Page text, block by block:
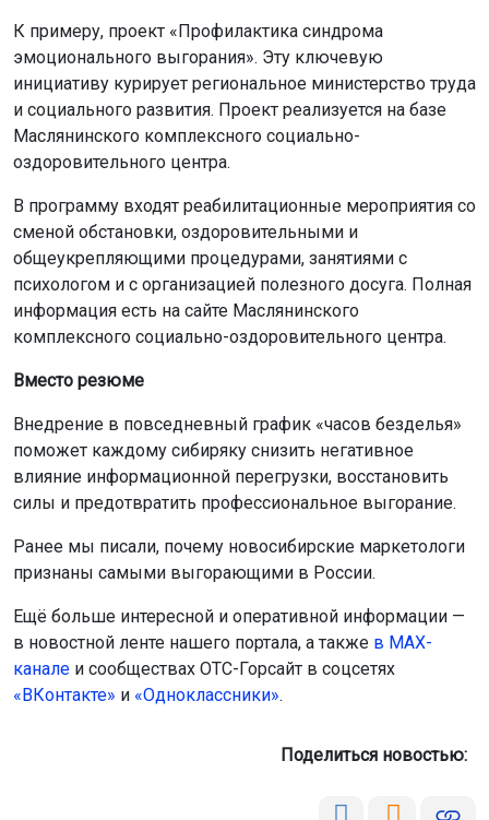
К примеру, проект «Профилактика синдрома
эмоционального выгорания». Эту ключевую
инициативу курирует региональное министерство труда
и социального развития. Проект реализуется на базе
Маслянинского комплексного социально-
оздоровительного центра.
В программу входят реабилитационные мероприятия со
сменой обстановки, оздоровительными и
общеукрепляющими процедурами, занятиями с
психологом и с организацией полезного досуга. Полная
информация есть на сайте Маслянинского
комплексного социально-оздоровительного центра.
Вместо резюме
Внедрение в повседневный график «часов безделья»
поможет каждому сибиряку снизить негативное
влияние информационной перегрузки, восстановить
силы и предотвратить профессиональное выгорание.
Ранее мы писали, почему новосибирские маркетологи
признаны самыми выгорающими в России.
Ещё больше интересной и оперативной информации —
в новостной ленте нашего портала, а также в МАХ-
канале и сообществах ОТС-Горсайт в соцсетях
«ВКонтакте» и «Одноклассники».
Поделиться новостью: